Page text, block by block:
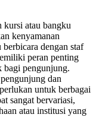
kursi atau bangku
kenyamanan
dengan staf
peran penting
bagi pengunjung.
dan
untuk berbagai
sangat bervariasi,
atau institusi yang